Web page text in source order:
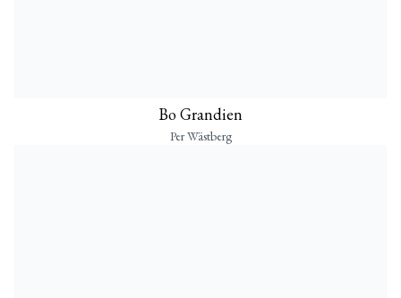
Bo Grandien
Per Wästberg